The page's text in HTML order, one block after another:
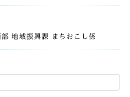
地域振興課 まちおこし係